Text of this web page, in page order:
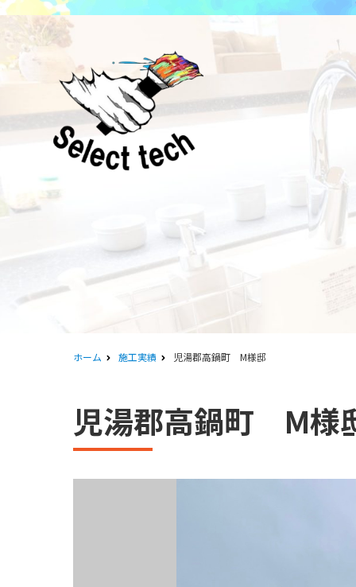
ホーム 施工実績 児湯郡高鍋町 M様邸
児湯郡高鍋町 M様